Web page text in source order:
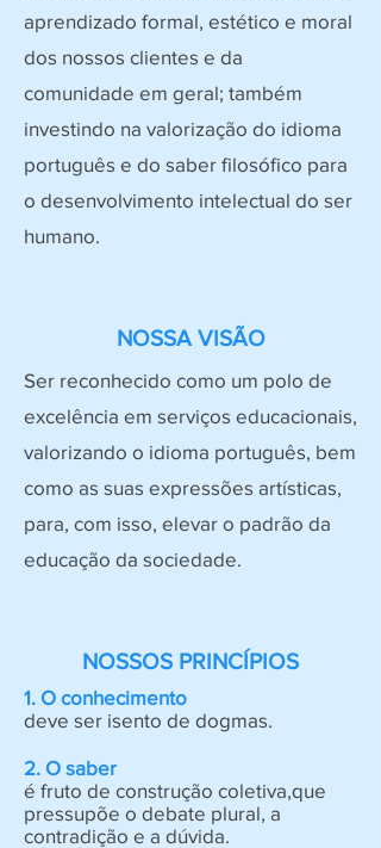
aprendizado formal, estético e moral
dos nossos clientes e da
comunidade em geral; também
investindo na valorização do idioma
português e do saber filosófico para
o desenvolvimento intelectual do ser
humano.
NOSSA VISÃO
Ser reconhecido como um polo de
excelência em serviços educacionais,
valorizando o idioma português, bem
como as suas expressões artísticas,
para, com isso, elevar o padrão da
educação da sociedade.
NOSSOS PRINCÍPIOS
1. O conhecimento
deve ser isento de dogmas.
2. O saber
é fruto de construção coletiva,que
pressupõe o debate plural, a
contradição e a dúvida.